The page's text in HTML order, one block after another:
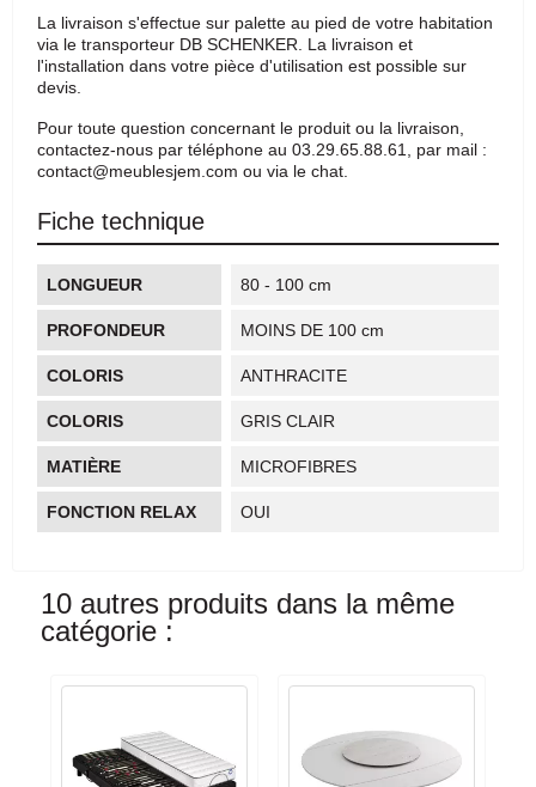
La livraison s'effectue sur palette au pied de votre habitation
via le transporteur DB SCHENKER. La livraison et
l'installation dans votre pièce d'utilisation est possible sur
devis.
Pour toute question concernant le produit ou la livraison,
contactez-nous par téléphone au 03.29.65.88.61, par mail :
contact@meublesjem.com ou via le chat.
Fiche technique
LONGUEUR 80 - 100 cm
PROFONDEUR MOINS DE 100 cm
COLORIS ANTHRACITE
COLORIS GRIS CLAIR
MATIÈRE MICROFIBRES
FONCTION RELAX OUI
10 autres produits dans la même
catégorie :